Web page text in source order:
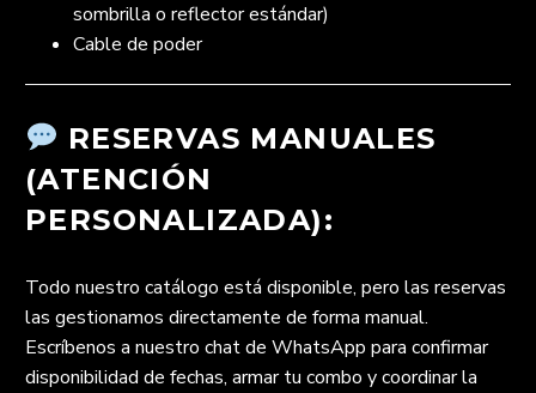
sombrilla o reflector estándar)
Cable de poder
RESERVAS MANUALES
(ATENCIÓN
PERSONALIZADA):
Todo nuestro catálogo está disponible, pero las reservas
las gestionamos directamente de forma manual.
Escríbenos a nuestro chat de WhatsApp para confirmar
disponibilidad de fechas, armar tu combo y coordinar la